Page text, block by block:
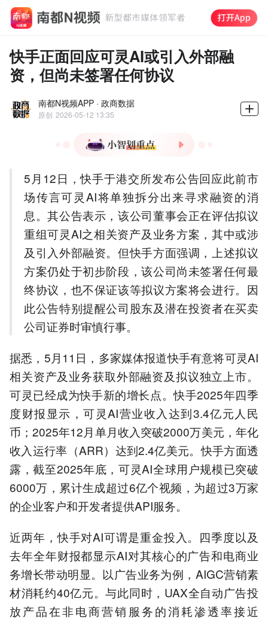
快手正面回应可灵AI或引入外部融
资，但尚未签署任何协议
南都N视频APP · 政商数据
原创 2026-05-12 13:35
闻：正评估重组方案
2.可灵AI年化收入达2.4亿美
3.可灵AI全球用户突破6000
万生成6亿视频
4.快手AI投入带动广告电商
业务显著增长
以上内容由AI大模型生成，仅供
参考
5月12日，快手于港交所发布公告回应此前市
场传言可灵AI将单独拆分出来寻求融资的消
息。其公告表示，该公司董事会正在评估拟议
重组可灵AI之相关资产及业务方案，其中或涉
及引入外部融资。但快手方面强调，上述拟议
方案仍处于初步阶段，该公司尚未签署任何最
终协议，也不保证该等拟议方案将会进行。因
此公告特别提醒公司股东及潜在投资者在买卖
公司证券时审慎行事。
据悉，5月11日，多家媒体报道快手有意将可灵AI
相关资产及业务获取外部融资及拟议独立上市。
可灵已经成为快手新的增长点。快手2025年四季
度财报显示，可灵AI营业收入达到3.4亿元人民
币；2025年12月单月收入突破2000万美元，年化
收入运行率（ARR）达到2.4亿美元。快手方面透
露，截至2025年底，可灵AI全球用户规模已突破
6000万，累计生成超过6亿个视频，为超过3万家
的企业客户和开发者提供API服务。
近两年，快手对AI可谓是重金投入。四季度以及
去年全年财报都显示AI对其核心的广告和电商业
务增长带动明显。以广告业务为例，AIGC营销素
材消耗约40亿元。与此同时，UAX全自动广告投
放产品在非电商营销服务的消耗渗透率接近